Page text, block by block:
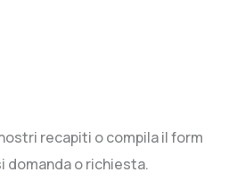
recapiti o compila il form
domanda o richiesta.